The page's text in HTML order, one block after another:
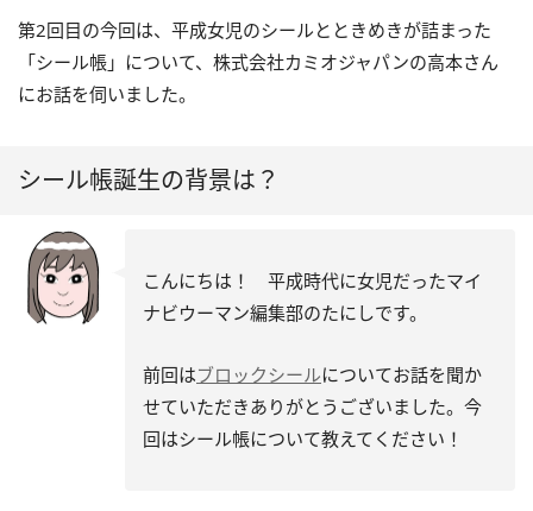
第2回目の今回は、平成女児のシールとときめきが詰まった
「シール帳」について、株式会社カミオジャパンの高本さん
にお話を伺いました。
シール帳誕生の背景は？
こんにちは！ 平成時代に女児だったマイ
ナビウーマン編集部のたにしです。
前回はブロックシールについてお話を聞か
せていただきありがとうございました。今
回はシール帳について教えてください！